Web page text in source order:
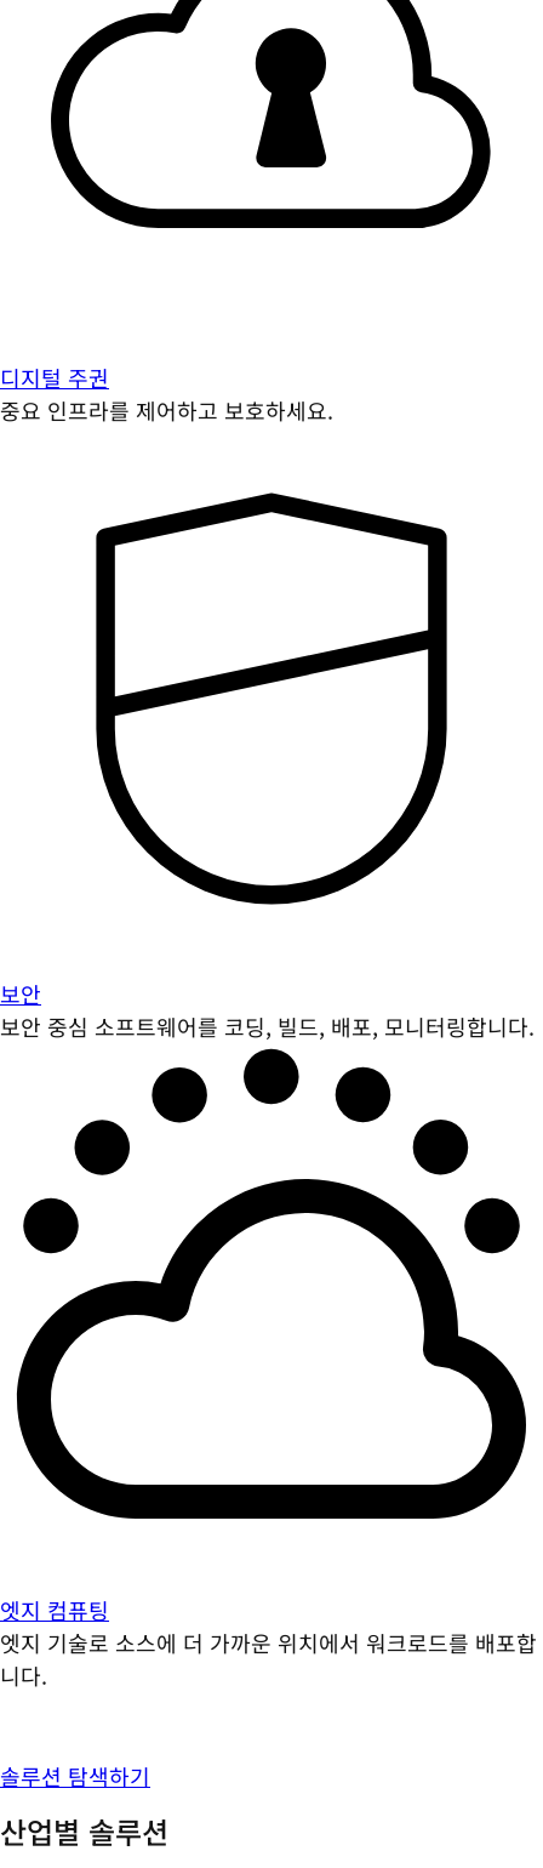
디지털 주권
중요 인프라를 제어하고 보호하세요.
보안
보안 중심 소프트웨어를 코딩, 빌드, 배포, 모니터링합니다.
엣지 컴퓨팅
엣지 기술로 소스에 더 가까운 위치에서 워크로드를 배포합
니다.
솔루션 탐색하기
산업별 솔루션